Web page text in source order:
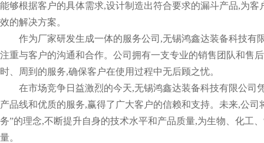
能够根据客户的具体需求,设计制造出符合要求的漏斗产品,为
效的解决方案。
作为厂家研发生成一体的服务公司,无锡鸿鑫达装备科技有
注重与客户的沟通和合作。公司拥有一支专业的销售团队和售
时、周到的服务,确保客户在使用过程中无后顾之忧。
在市场竞争日益激烈的今天,无锡鸿鑫达装备科技有限公司
产品线和优质的服务,赢得了广大客户的信赖和支持。未来,公司
务”的理念,不断提升自身的技术水平和产品质量,为生物、化工
量。